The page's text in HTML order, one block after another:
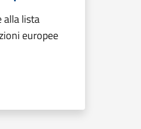
alla lista
europee